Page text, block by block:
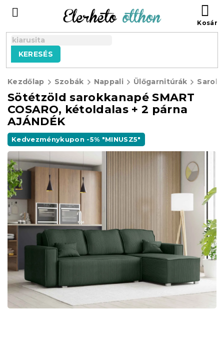
tartalomhoz
KERESÉS
Kezdőlap Szobák Nappali Ülőgarnitúrák
Sötétzöld sarokkanapé SMART
COSARO, kétoldalas + 2 párna
AJÁNDÉK
Kedvezménykupon -5% "MINUSZ5"